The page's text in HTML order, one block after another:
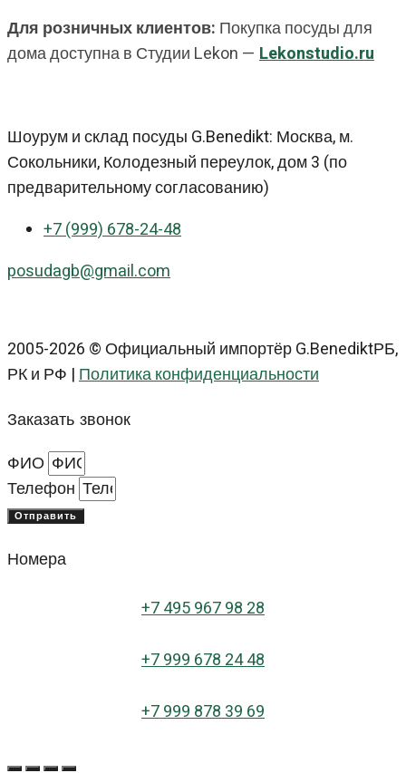
Для розничных клиентов: Покупка посуды для
дома доступна в Студии Lekon — Lekonstudio.ru
Шоурум и склад посуды G.Benedikt: Москва, м.
Сокольники, Колодезный переулок, дом 3 (по
предварительному согласованию)
+7 (999) 678-24-48
posudagb@gmail.com
2005-2026 © Официальный импортёр G.BenediktРБ,
РК и РФ |Политика конфиденциальности
Заказать звонок
ФИО
Телефон
Отправить
Номера
+7 495 967 98 28
+7 999 678 24 48
+7 999 878 39 69